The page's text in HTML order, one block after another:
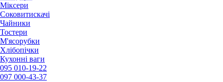
Міксери
Соковитискачі
Чайники
Тостери
М'ясорубки
Хлібопічки
Кухонні ваги
095 010-19-22
097 000-43-37